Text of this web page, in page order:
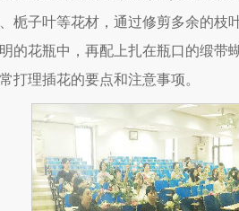
栀子叶等花材，通过修剪多余的枝
的花瓶中，再配上扎在瓶口的缎
打理插花的要点和注意事项。